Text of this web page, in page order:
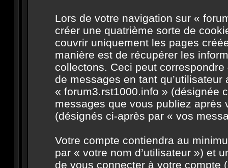
Lors de votre navigation sur «
créer une quatrième sorte de
couvrir uniquement les pages
manière est de récupérer les
collectons. Ceci peut
de messages en tant qu’utilisateur
« forum3.rst1000.info » (désignée
messages que vous publiez
(désignés ci-après par « vos
Votre compte contiendra au
par « votre nom d’utilisateur ») et
de vous connecter à votre compte